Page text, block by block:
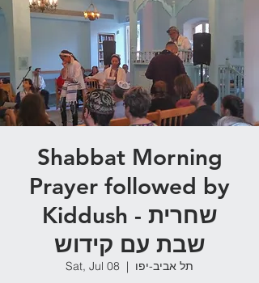
Shabbat Morning
Prayer followed by
Kiddush - שחרית
שבת עם קידוש
Sat, Jul 08
  |
תל אביב-יפו